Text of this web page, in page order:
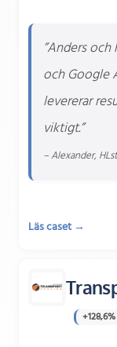
”Anders
och Google
levererar
viktigt.”
– Alexander,
Läs caset →